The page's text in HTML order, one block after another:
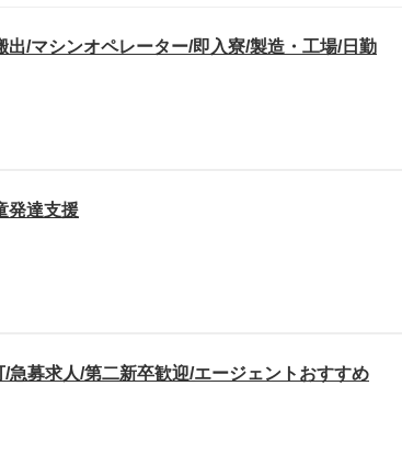
/マシンオペレーター/即入寮/製造・工場/日勤
発達支援
募求人/第二新卒歓迎/エージェントおすすめ